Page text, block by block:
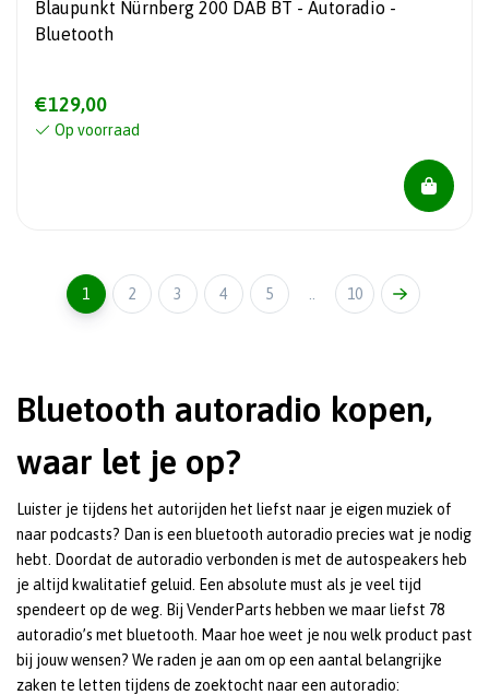
Blaupunkt Nürnberg 200 DAB BT - Autoradio -
Bluetooth
€129,00
Op voorraad
1 2 3 4 5 10
Bluetooth autoradio kopen,
waar let je op?
Luister je tijdens het autorijden het liefst naar je eigen muziek of
naar podcasts? Dan is een bluetooth autoradio precies wat je nodig
hebt. Doordat de autoradio verbonden is met de autospeakers heb
je altijd kwalitatief geluid. Een absolute must als je veel tijd
spendeert op de weg. Bij VenderParts hebben we maar liefst 78
autoradio’s met bluetooth. Maar hoe weet je nou welk product past
bij jouw wensen? We raden je aan om op een aantal belangrijke
zaken te letten tijdens de zoektocht naar een autoradio: